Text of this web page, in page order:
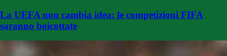
La UEFA non cambia idea: le competizioni FIFA
saranno boicottate